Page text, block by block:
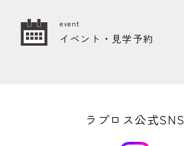
event
イベント・見学予約
ラプロス公式SNS